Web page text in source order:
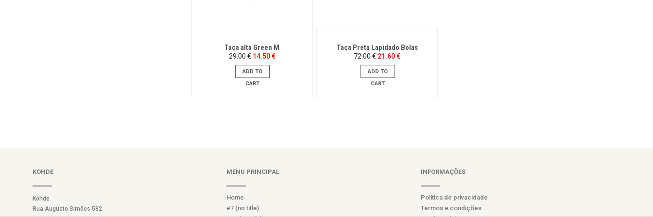
Taça alta Green M
29.00€ Original
price
was:
29.00 €.
14.50€Current
ADD TO
CART
Taça Preta Lapidado Bolas
72.00€ Original
price
was:
72.00 €.
21.60€Current
ADD TO
CART
KOHDE
Kohde
Rua Augusto Simões 582
MENU PRINCIPAL
Home
#7 (no title)
INFORMAÇÕES
Política de privacidade
Termos e condições